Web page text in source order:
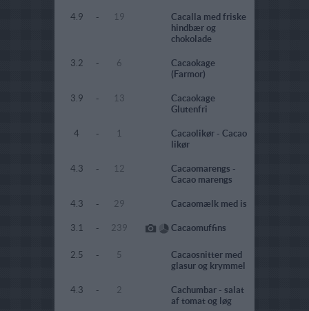
4.9 - 19
Cacalla med friske
hindbær og
chokolade
3.2 - 6
Cacaokage
(Farmor)
3.9 - 13
Cacaokage
Glutenfri
4 - 1
Cacaolikør - Cacao
likør
4.3 - 12
Cacaomarengs -
Cacao marengs
4.3 - 29 Cacaomælk med is
3.1 - 239 Cacaomuffins
2.5 - 5
Cacaosnitter med
glasur og krymmel
4.3 - 2
Cachumbar - salat
af tomat og løg